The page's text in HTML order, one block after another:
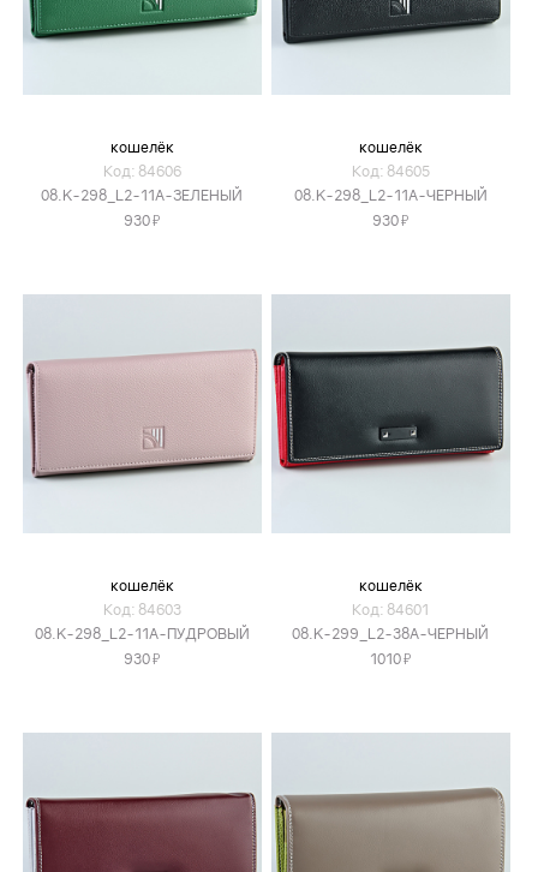
кошелёк
Код: 84606
08.K-298_L2-11A-ЗЕЛЕНЫЙ
930Я
кошелёк
Код: 84605
08.K-298_L2-11A-ЧЕРНЫЙ
930Я
кошелёк
Код: 84603
08.K-298_L2-11A-ПУДРОВЫЙ
930Я
кошелёк
Код: 84601
08.K-299_L2-38A-ЧЕРНЫЙ
1010Я